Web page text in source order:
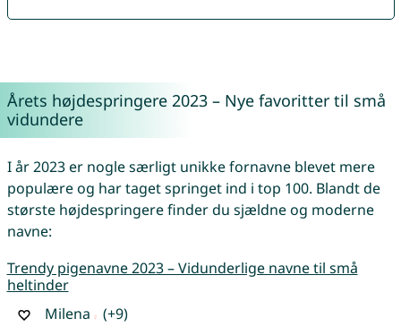
Årets højdespringere 2023 – Nye favoritter til små
vidundere
I år 2023 er nogle særligt unikke fornavne blevet mere
populære og har taget springet ind i top 100. Blandt de
største højdespringere finder du sjældne og moderne
navne:
Trendy pigenavne 2023 – Vidunderlige navne til små
heltinder
Milena
(+9)